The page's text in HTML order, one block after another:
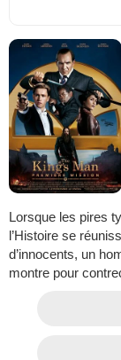
Lorsque les pires
l’Histoire se
d’innocents, un
montre pour